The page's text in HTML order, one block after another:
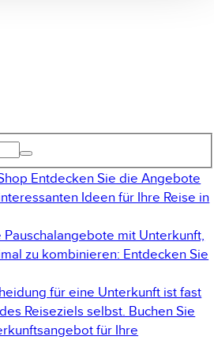
Entdecken Sie die Angebote
Ideen für Ihre Reise in
mit Unterkunft,
zu kombinieren: Entdecken Sie
für eine Unterkunft ist fast
Reiseziels selbst. Buchen Sie
für Ihre